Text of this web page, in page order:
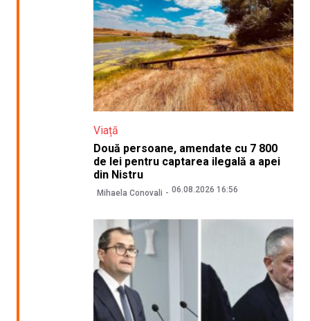
Viață
Două persoane, amendate cu 7 800
de lei pentru captarea ilegală a apei
din Nistru
Mihaela Conovali 06.08.2026 16:56